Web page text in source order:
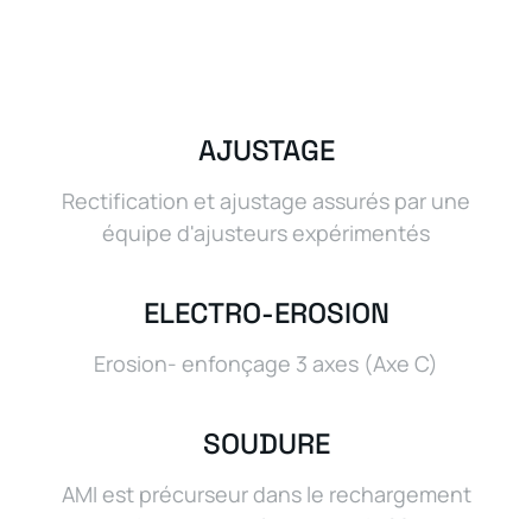
AJUSTAGE
Rectification et ajustage assurés par une
équipe d'ajusteurs expérimentés
ELECTRO-EROSION
Erosion- enfonçage 3 axes (Axe C)
SOUDURE
AMI est précurseur dans le rechargement